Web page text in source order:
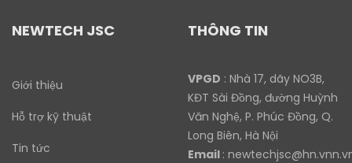
NEWTECH JSC
Giới thiệu
Hỗ trợ kỹ thuật
Tin tức
THÔNG TIN
VPGD : Nhà 17, dãy NO3B,
KĐT Sài Đồng, đường Huỳnh
Văn Nghệ, P. Phúc Đồng, Q.
Long Biên, Hà Nội
Email :